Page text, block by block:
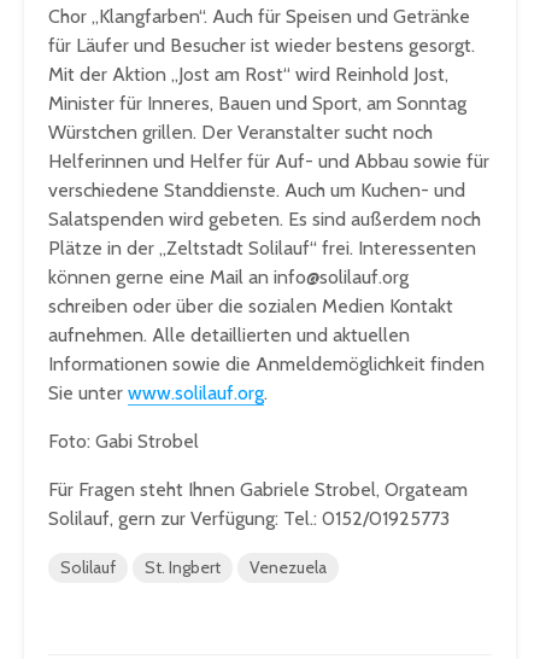
Chor „Klangfarben“. Auch für Speisen und Getränke
für Läufer und Besucher ist wieder bestens gesorgt.
Mit der Aktion „Jost am Rost“ wird Reinhold Jost,
Minister für Inneres, Bauen und Sport, am Sonntag
Würstchen grillen. Der Veranstalter sucht noch
Helferinnen und Helfer für Auf- und Abbau sowie für
verschiedene Standdienste. Auch um Kuchen- und
Salatspenden wird gebeten. Es sind außerdem noch
Plätze in der „Zeltstadt Solilauf“ frei. Interessenten
können gerne eine Mail an info@solilauf.org
schreiben oder über die sozialen Medien Kontakt
aufnehmen. Alle detaillierten und aktuellen
Informationen sowie die Anmeldemöglichkeit finden
Sie unter www.solilauf.org.
Foto: Gabi Strobel
Für Fragen steht Ihnen Gabriele Strobel, Orgateam
Solilauf, gern zur Verfügung: Tel.: 0152/01925773
Solilauf St. Ingbert Venezuela